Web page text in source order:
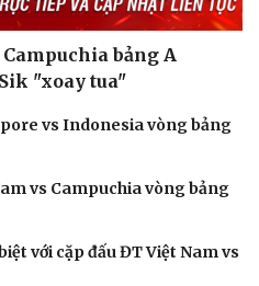
bảng A
"xoay tua"
vs Indonesia vòng bảng
vs Campuchia vòng bảng
với cặp đấu ĐT Việt Nam vs